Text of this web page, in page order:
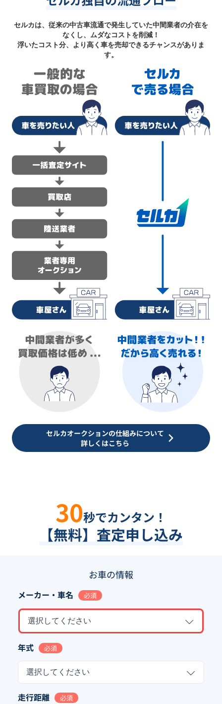
セルカは、従来の中古車流通で発生していた中間業者の介在を
なくし、ムダなコストを削減！
浮いたコスト分、より高く車を売却できるチャンスがありま
す。
セルカオークションの仕組みについて
詳しくはこちら
30秒でカンタン！
【無料】査定申し込み
お車の情報
メーカー・車名 必須
選択してください
年式 必須
選択してください
走行距離 必須